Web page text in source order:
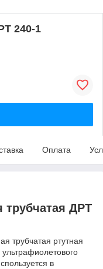
240-1
Оплата
трубчатая ДРТ
трубчатая ртутная
в